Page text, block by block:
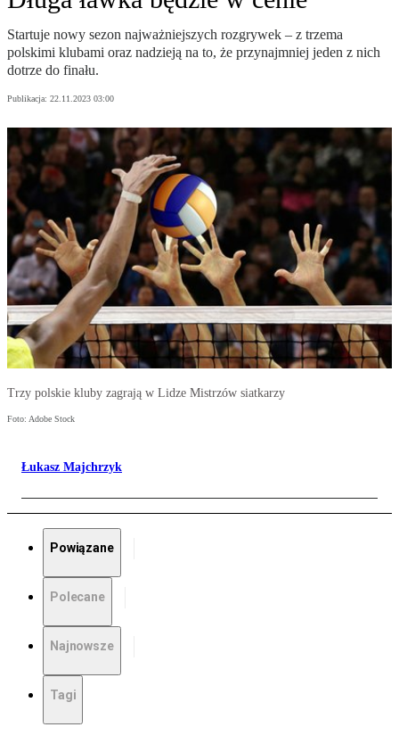
Startuje nowy sezon najważniejszych rozgrywek – z trzema
polskimi klubami oraz nadzieją na to, że przynajmniej jeden z nich
dotrze do finału.
Publikacja: 22.11.2023 03:00
Trzy polskie kluby zagrają w Lidze Mistrzów siatkarzy
Foto: Adobe Stock
Łukasz Majchrzyk
Powiązane
Polecane
Najnowsze
Tagi